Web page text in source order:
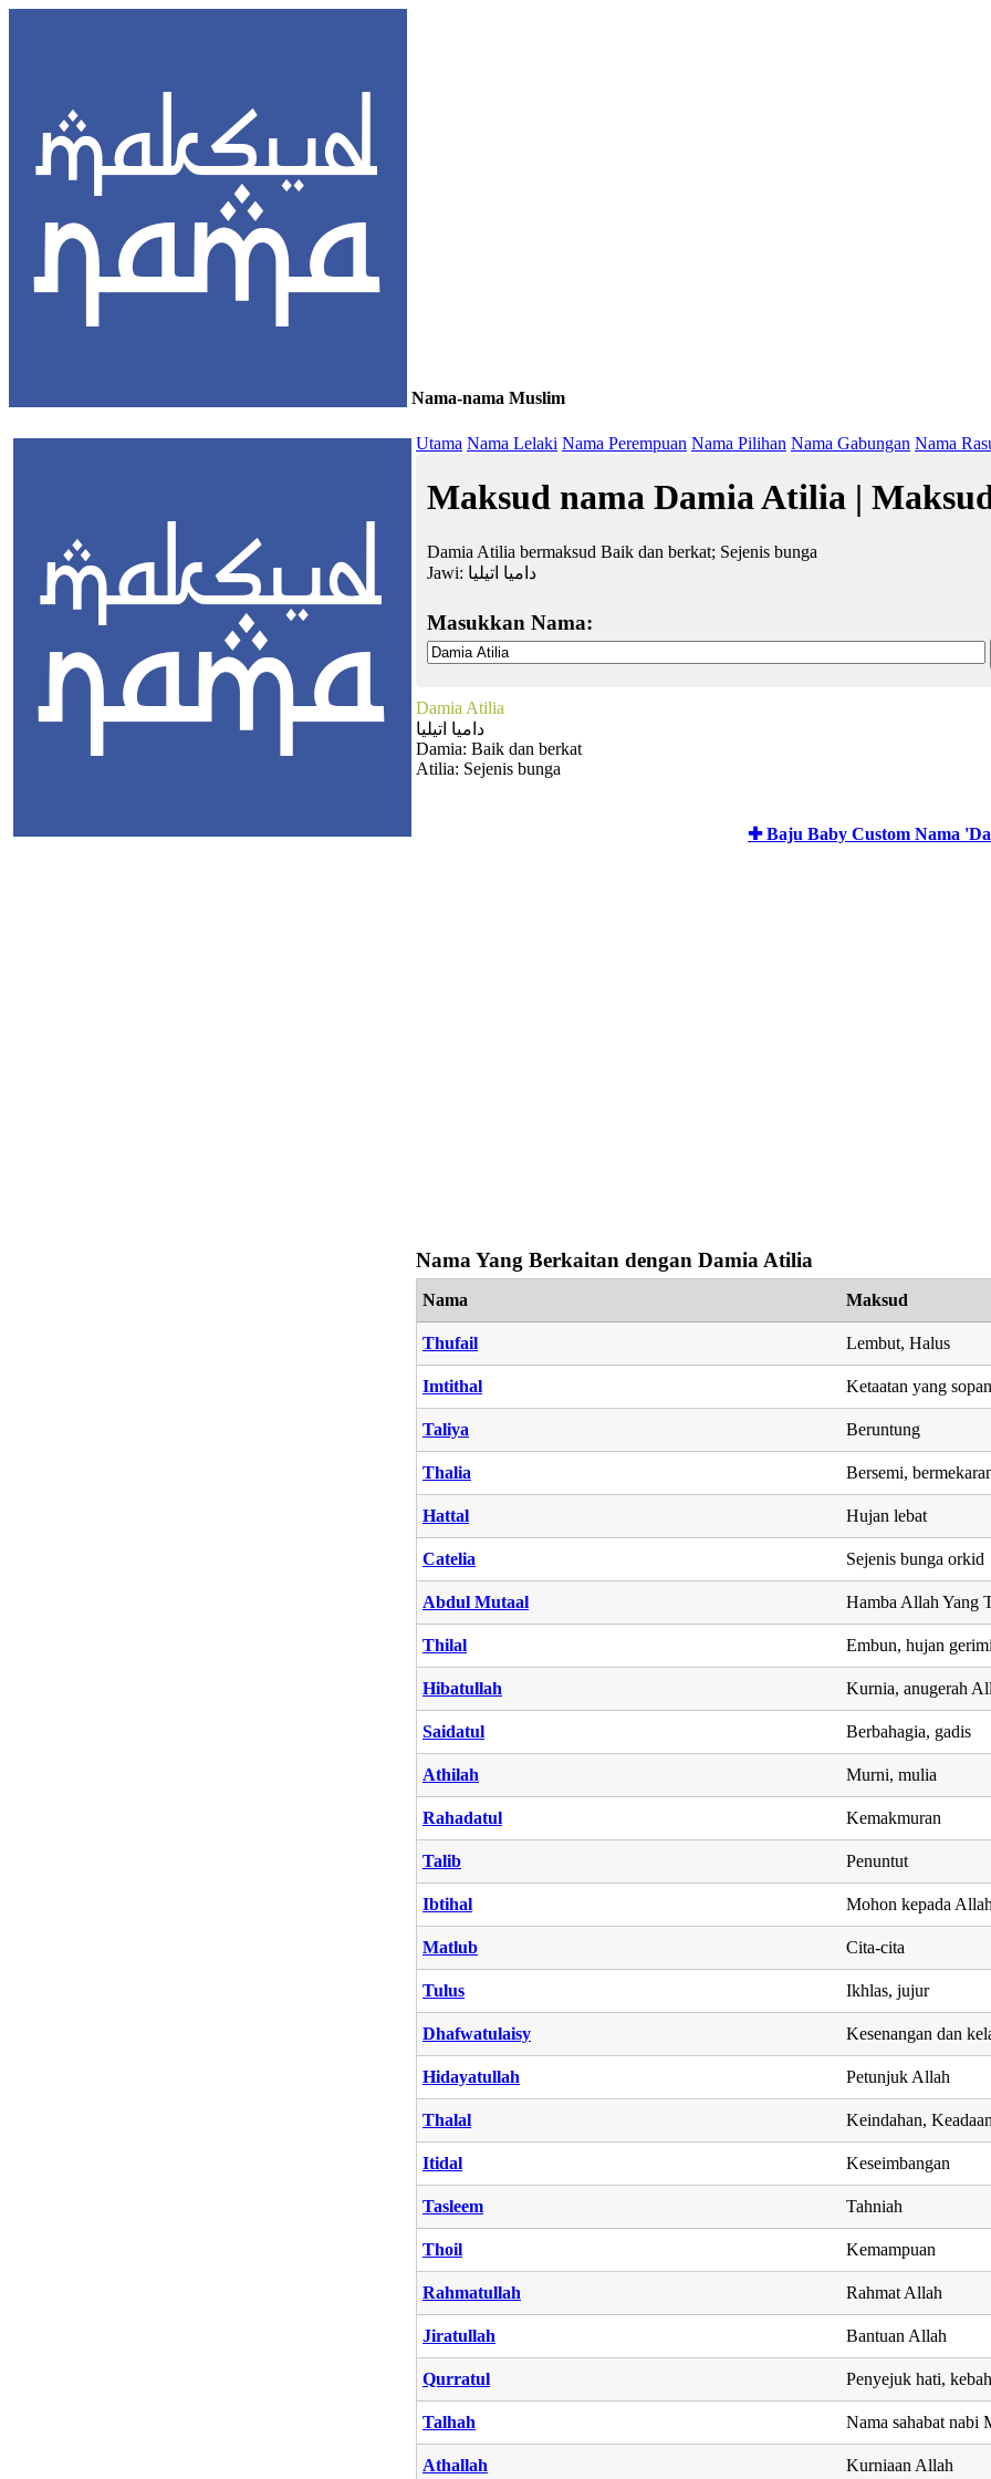
Nama-nama Muslim
Utama Nama Lelaki Nama Perempuan Nama Pilihan Nama Gabungan Nama
Maksud nama Damia Atilia |
Damia Atilia bermaksud Baik dan berkat; Sejenis bunga
Jawi: داميا اتيليا
Masukkan Nama:
Damia Atilia
داميا اتيليا
Damia: Baik dan berkat
Atilia: Sejenis bunga
✚ Baju Baby Custom Nama
Nama Yang Berkaitan dengan Damia Atilia
Nama Maksud
Thufail Lembut, Halus
Imtithal Ketaatan yang
Taliya Beruntung
Thalia Bersemi,
Hattal Hujan lebat
Catelia Sejenis bunga orkid
Abdul Mutaal Hamba Allah Yang
Thilal Embun, hujan
Hibatullah Kurnia, anugerah
Saidatul Berbahagia, gadis
Athilah Murni, mulia
Rahadatul Kemakmuran
Talib Penuntut
Ibtihal Mohon kepada
Matlub Cita-cita
Tulus Ikhlas, jujur
Dhafwatulaisy Kesenangan dan
Hidayatullah Petunjuk Allah
Thalal Keindahan,
Itidal Keseimbangan
Tasleem Tahniah
Thoil Kemampuan
Rahmatullah Rahmat Allah
Jiratullah Bantuan Allah
Qurratul Penyejuk hati,
Talhah Nama sahabat nabi
Athallah Kurniaan Allah